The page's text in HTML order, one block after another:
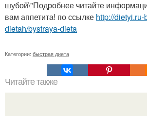
шубой\"Подробнее читайте
вам аппетита! по ссылке http://
dietah/bystraya-dieta
Категории: быстрая диета
Читайте также